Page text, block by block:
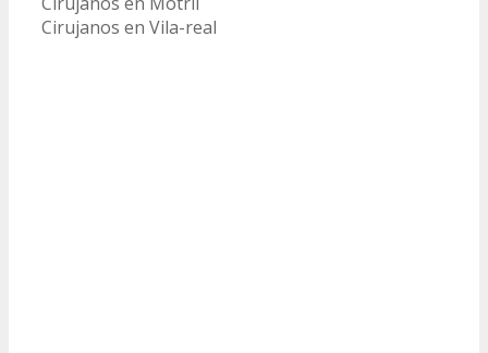
Cirujanos en Vila-real